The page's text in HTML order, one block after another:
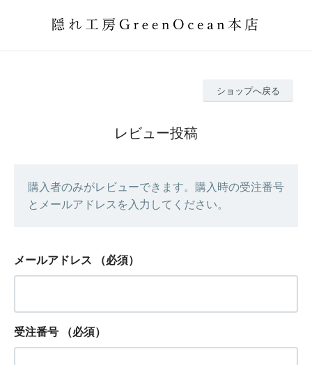
ショップへ戻る
レビュー投稿
購入者のみがレビューできます。購入時の受注番号
とメールアドレスを入力してください。
メールアドレス （必須）
受注番号 （必須）